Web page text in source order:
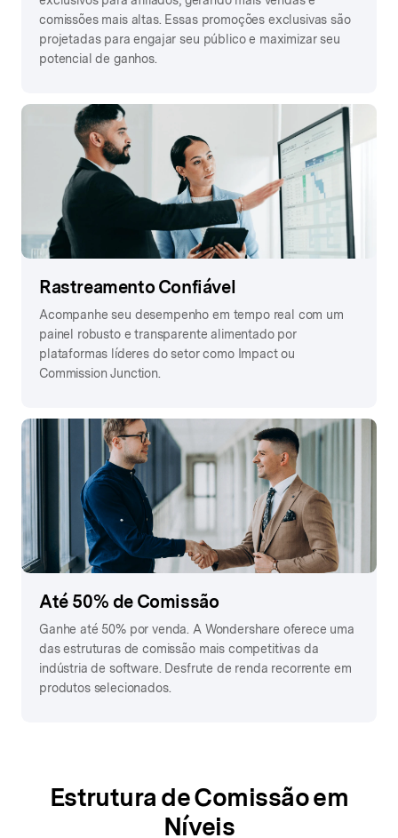
comissões mais altas. Essas promoções exclusivas são
projetadas para engajar seu público e maximizar seu
potencial de ganhos.
Rastreamento Confiável
Acompanhe seu desempenho em tempo real com um
painel robusto e transparente alimentado por
plataformas líderes do setor como Impact ou
Commission Junction.
Até 50% de Comissão
Ganhe até 50% por venda. A Wondershare oferece uma
das estruturas de comissão mais competitivas da
indústria de software. Desfrute de renda recorrente em
produtos selecionados.
Estrutura de Comissão em
Níveis